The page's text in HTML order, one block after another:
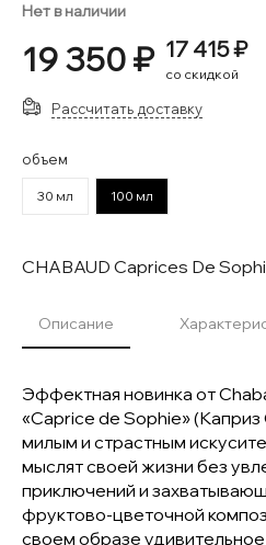
Нет в наличии
19 350 ₽ 17 415 ₽
со скидкой
Рассчитать доставку
объем
30 мл 100 мл
CHABAUD Caprices De
Описание
Эффектная новинка от
«Caprice de Sophie»
милым и страстным
мыслят своей жизни без
приключений и
фруктово-цветочной
своем образе